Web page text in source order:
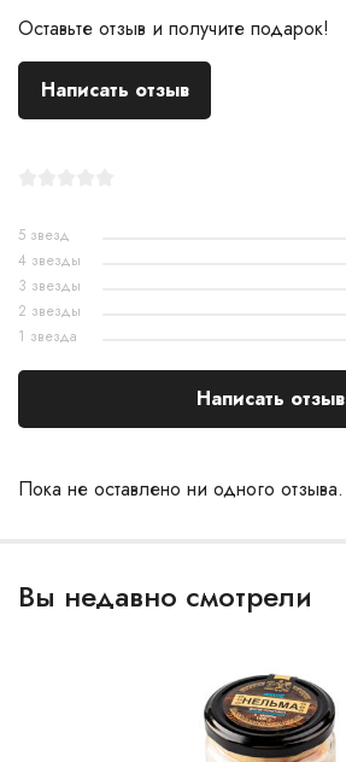
Оставьте отзыв и получите подарок!
Написать отзыв
Пока не оставлено ни одного отзыва.
5 звезд
4 звезды
3 звезды
2 звезды
1 звезда
Написать отзыв
Вы недавно смотрели